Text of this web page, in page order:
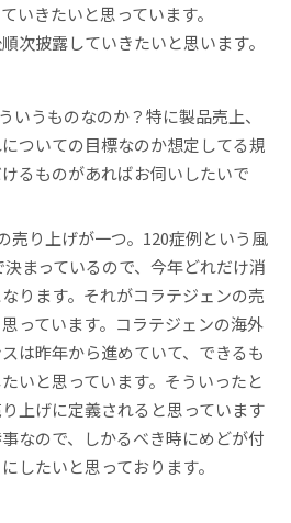
いきたいと思っています。
次披露していきたいと思います。
いうものなのか？特に製品売上、
ついての目標なのか想定してる規
るものがあればお伺いしたいで
売り上げが一つ。120症例という風
まっているので、今年どれだけ消
ります。それがコラテジェンの売
っています。コラテジェンの海外
は昨年から進めていて、できるも
いと思っています。そういったと
上げに定義されると思っています
なので、しかるべき時にめどが付
したいと思っております。